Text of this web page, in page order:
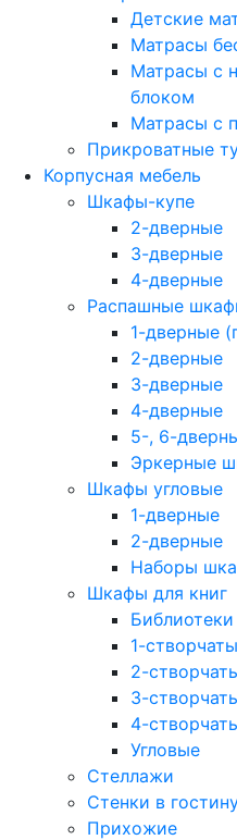
Детские
Матрасы
Матрасы с
блоком
Матрасы с
Прикроватные
Корпусная мебель
Шкафы-купе
2-дверные
3-дверные
4-дверные
Распашные
1-дверные
2-дверные
3-дверные
4-дверные
5-, 6-
Эркерные
Шкафы угловые
1-дверные
2-дверные
Наборы
Шкафы для книг
Библиотеки
1-
2-
3-
4-
Угловые
Стеллажи
Стенки в
Прихожие